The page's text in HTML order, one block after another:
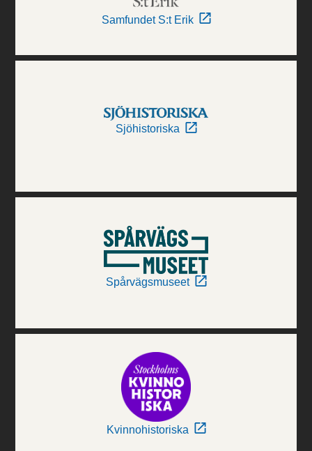
Samfundet S:t Erik
Sjöhistoriska
Spårvägsmuseet
Kvinnohistoriska